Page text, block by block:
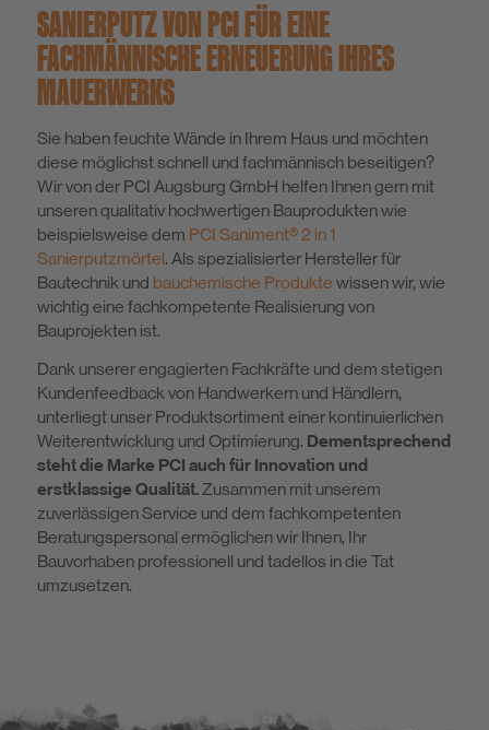
SANIERPUTZ VON PCI FÜR EINE
FACHMÄNNISCHE ERNEUERUNG IHRES
MAUERWERKS
Sie haben feuchte Wände in Ihrem Haus und möchten
diese möglichst schnell und fachmännisch beseitigen?
Wir von der PCI Augsburg GmbH helfen Ihnen gern mit
unseren qualitativ hochwertigen Bauprodukten wie
beispielsweise dem PCI Saniment® 2 in 1
Sanierputzmörtel. Als spezialisierter Hersteller für
Bautechnik und bauchemische Produkte wissen wir, wie
wichtig eine fachkompetente Realisierung von
Bauprojekten ist.
Dank unserer engagierten Fachkräfte und dem stetigen
Kundenfeedback von Handwerkern und Händlern,
unterliegt unser Produktsortiment einer kontinuierlichen
Weiterentwicklung und Optimierung. Dementsprechend
steht die Marke PCI auch für Innovation und
erstklassige Qualität.Zusammen mit unserem
zuverlässigen Service und dem fachkompetenten
Beratungspersonal ermöglichen wir Ihnen, Ihr
Bauvorhaben professionell und tadellos in die Tat
umzusetzen.